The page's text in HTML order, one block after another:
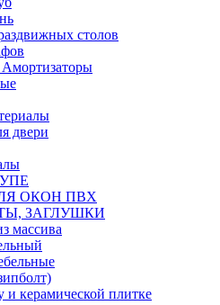
столов
двери
ОКОН ПВХ
ЗАГЛУШКИ
массива
и керамической плитке